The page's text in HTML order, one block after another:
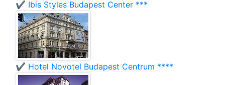
✔️ Ibis Styles Budapest Center ***
✔️ Hotel Novotel Budapest Centrum ****